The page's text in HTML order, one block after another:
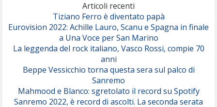
Serenamente
Articoli recenti
Tiziano Ferro è diventato papà
Eurovision 2022: Achille Lauro, Scanu e Spagna in finale
a Una Voce per San Marino
La leggenda del rock italiano, Vasco Rossi, compie 70
anni
Beppe Vessicchio torna questa sera sul palco di
Sanremo
Mahmood e Blanco: sgretolato il record su Spotify
Sanremo 2022, è record di ascolti. La seconda serata